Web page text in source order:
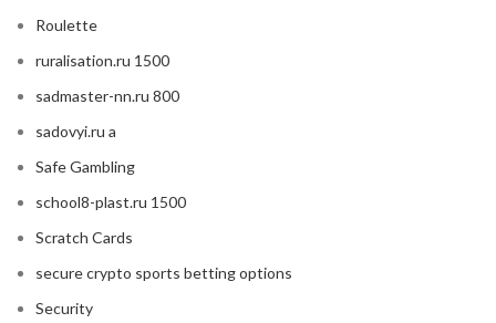
Roulette
ruralisation.ru 1500
sadmaster-nn.ru 800
sadovyi.ru a
Safe Gambling
school8-plast.ru 1500
Scratch Cards
secure crypto sports betting options
Security